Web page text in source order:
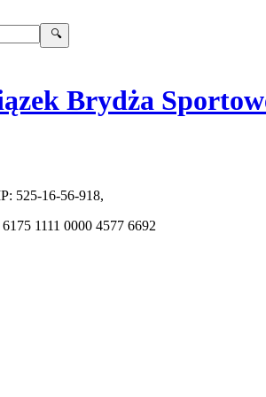
Brydża
525-16-56-918,
1111 0000 4577 6692